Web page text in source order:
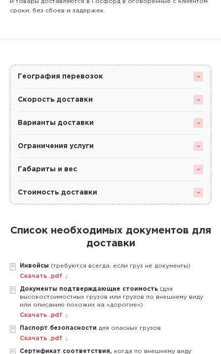
и товары доставляются в Госфорд в оговоренные с клиентом
сроки, без сбоев и задержек.
География перевозок
Скорость доставки
Варианты доставки
Ограничения услуги
Габариты и вес
Стоимость доставки
Список необходимых документов для
доставки
Инвойсы (требуются всегда, если груз не документы)
Скачать .pdf
Документы подтверждающие стоимость (для
высокостоимостных грузов или грузов по внешнему виду
или описанию похожих на «дорогие»)
Скачать .pdf
Паспорт безопасности для опасных грузов
Скачать .pdf
Сертификат соответствия, когда по внешнему виду